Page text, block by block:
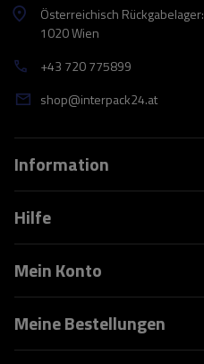
Österreichisch
1020 Wien
+43 720 775899
shop@interpack24.at
Information
Hilfe
Mein Konto
Meine Bestellungen